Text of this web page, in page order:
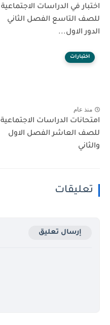
اختبار في الدراسات الاجتماعية
للصف التاسع الفصل الثاني
الدور الاول...
اختبارات
منذ عام
امتحانات الدراسات الاجتماعية
للصف العاشر الفصل الاول
والثاني
تعليقات
إرسال تعليق